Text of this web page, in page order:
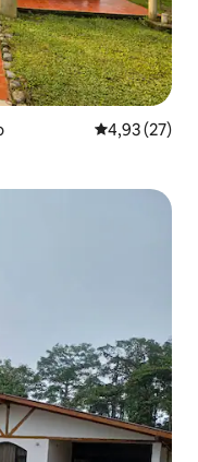
Nilai rata-rata
4,93 (27)